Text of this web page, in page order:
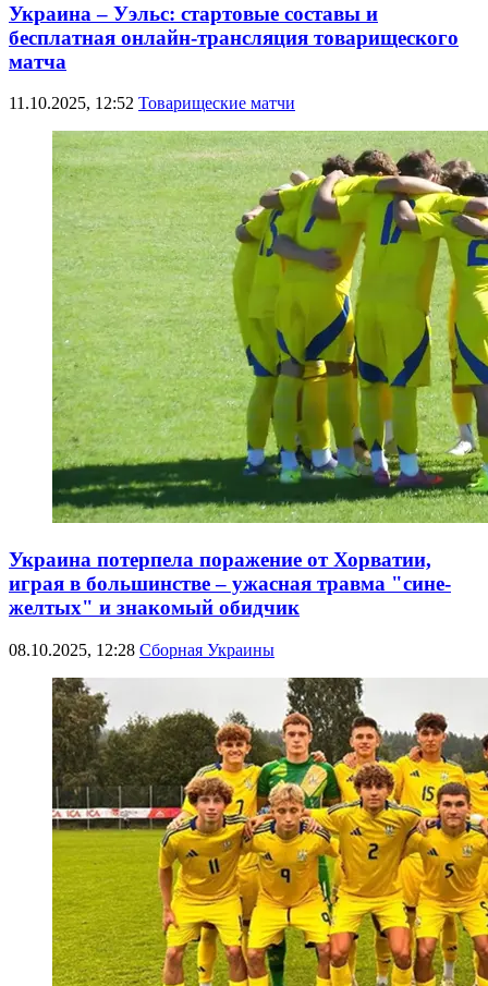
Украина – Уэльс: стартовые составы и
бесплатная онлайн-трансляция товарищеского
матча
11.10.2025, 12:52 Товарищеские матчи
Украина потерпела поражение от Хорватии,
играя в большинстве – ужасная травма "сине-
желтых" и знакомый обидчик
08.10.2025, 12:28 Сборная Украины